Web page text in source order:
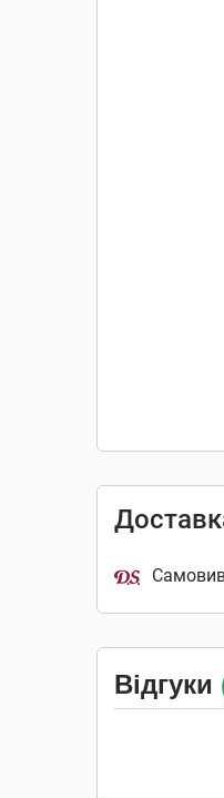
Відгуки